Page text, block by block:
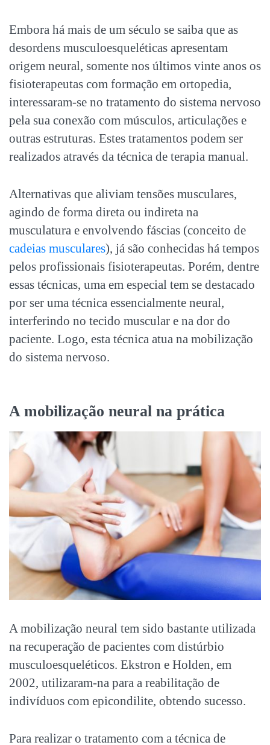
Embora há mais de um século se saiba que as
desordens musculoesqueléticas apresentam
origem neural, somente nos últimos vinte anos os
fisioterapeutas com formação em ortopedia,
interessaram-se no tratamento do sistema nervoso
pela sua conexão com músculos, articulações e
outras estruturas. Estes tratamentos podem ser
realizados através da técnica de terapia manual.
Alternativas que aliviam tensões musculares,
agindo de forma direta ou indireta na
musculatura e envolvendo fáscias (conceito de
cadeias musculares), já são conhecidas há tempos
pelos profissionais fisioterapeutas. Porém, dentre
essas técnicas, uma em especial tem se destacado
por ser uma técnica essencialmente neural,
interferindo no tecido muscular e na dor do
paciente. Logo, esta técnica atua na mobilização
do sistema nervoso.
A mobilização neural na prática
A mobilização neural tem sido bastante utilizada
na recuperação de pacientes com distúrbio
musculoesqueléticos. Ekstron e Holden, em
2002, utilizaram-na para a reabilitação de
indivíduos com epicondilite, obtendo sucesso.
Para realizar o tratamento com a técnica de